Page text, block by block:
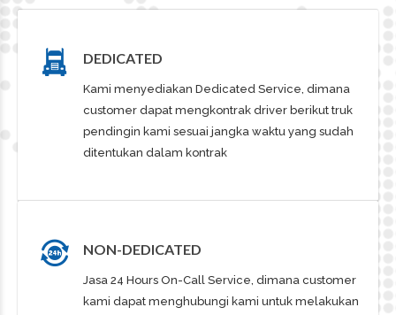
DEDICATED
Kami menyediakan Dedicated Service, dimana
customer dapat mengkontrak driver berikut truk
pendingin kami sesuai jangka waktu yang sudah
ditentukan dalam kontrak
NON-DEDICATED
Jasa 24 Hours On-Call Service, dimana customer
kami dapat menghubungi kami untuk melakukan